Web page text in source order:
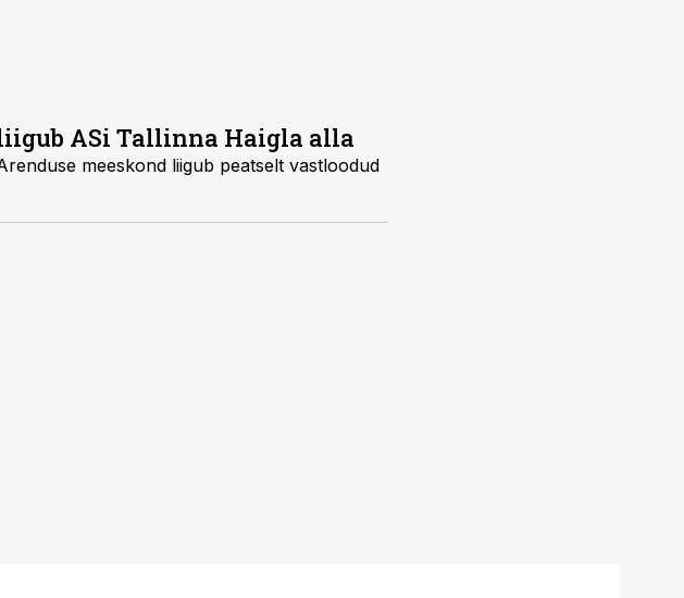
ASi Tallinna Haigla alla
meeskond liigub peatselt vastloodud